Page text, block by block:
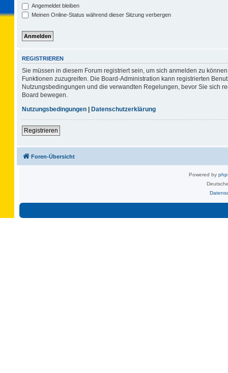
Angemeldet bleiben
Meinen Online-Status während dieser Sitzung verbergen
REGISTRIEREN
Sie müssen in diesem Forum registriert sein, um sich anmelden zu
Funktionen zuzugreifen. Die Board-Administration kann registrierten
Nutzungsbedingungen und die verwandten Regelungen, bevor Sie sich
Board bewegen.
Nutzungsbedingungen | Datenschutzerklärung
Registrieren
Foren-Übersicht
Powered by